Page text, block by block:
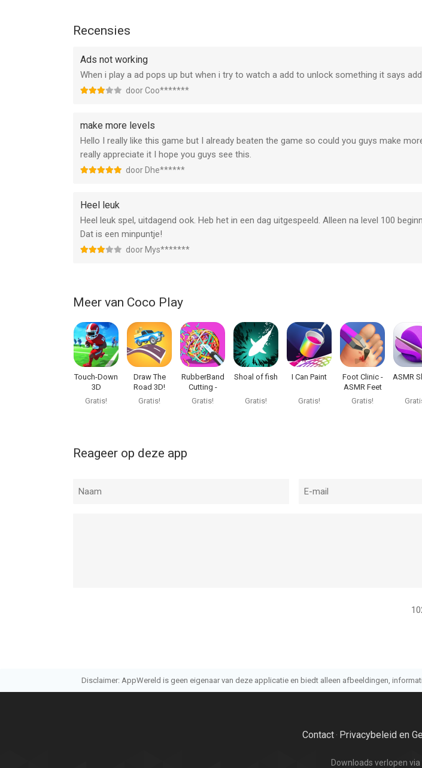
Recensies
Ads not working
When i play a ad pops up but when i try to watch a add to unlock something it says
door Coo*******
make more levels
Hello I really like this game but I already beaten the game so could you guys make
really appreciate it I hope you guys see this.
door Dhe******
Heel leuk
Heel leuk spel, uitdagend ook. Heb het in een dag uitgespeeld. Alleen na level 100
Dat is een minpuntje!
door Mys*******
Meer van Coco Play
Touch-Down
3D
Gratis!
Draw The
Road 3D!
Gratis!
RubberBand
Cutting -
ASMR
Gratis!
Shoal of fish
Gratis!
I Can Paint
Gratis!
Foot Clinic -
ASMR Feet
Care
Gratis!
ASMR
Reageer op deze app
Disclaimer: AppWereld is geen eigenaar van deze applicatie en biedt alleen afbeeldingen,
Contact· Privacybeleid en
Downloads verlopen via